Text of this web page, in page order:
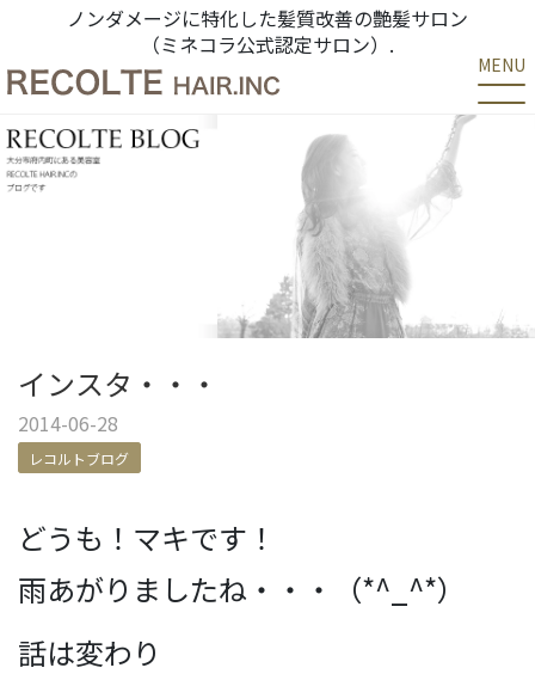
ノンダメージに特化した髪質改善の艶髪サロン
（ミネコラ公式認定サロン）.
MENU
インスタ・・・
2014-06-28
レコルトブログ
どうも！マキです！
雨あがりましたね・・・（*^_^*）
話は変わり